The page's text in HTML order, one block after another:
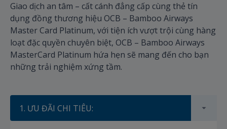
Giao dịch an tâm – cất cánh đẳng cấp cùng thẻ tín
dụng đồng thương hiệu OCB – Bamboo Airways
Master Card Platinum, với tiện ích vượt trội cùng hàng
loạt đặc quyền chuyên biệt, OCB – Bamboo Airways
MasterCard Platinum hứa hẹn sẽ mang đến cho bạn
những trải nghiệm xứng tầm.
1. ƯU ĐÃI CHI TIÊU: